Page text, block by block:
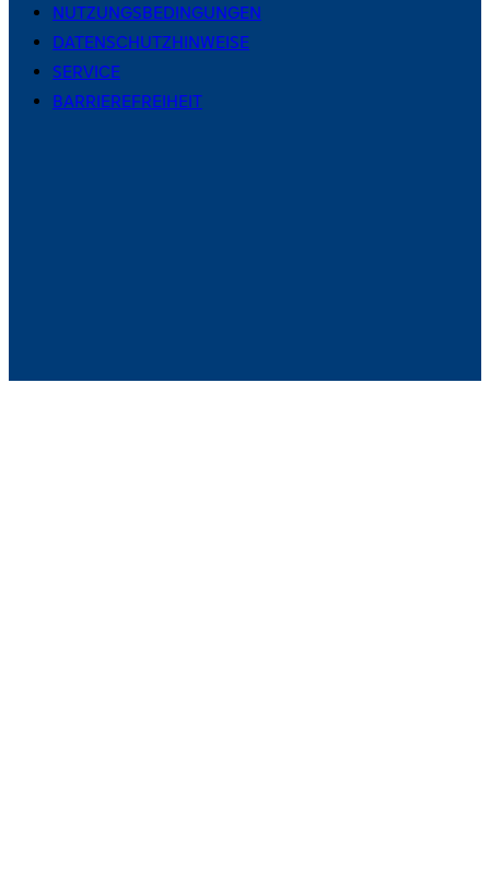
NUTZUNGSBEDINGUNGEN
DATENSCHUTZHINWEISE
SERVICE
BARRIEREFREIHEIT